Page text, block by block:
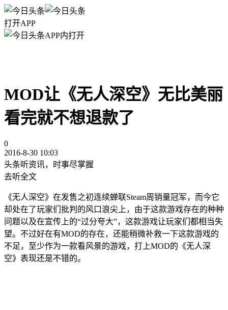
打开APP
APP内打开
MOD让《无人深空》无比美丽
看完就不想退款了
0
2016-8-30 10:03
头条听资讯，时事尽掌握
去听全文
《无人深空》在发售之初连续蝉联Steam周销量冠军，而今它
却处在了玩家们批判的风口浪尖上，由于这款游戏存在的种种
问题以及在宣传上的“过分夸大”，这款游戏让玩家们都相当失
望。不过好在有MOD的存在，还能稍微补救一下这款游戏的
不足，至少作为一款看风景的游戏，打上MOD的《无人深
空》表现还是不错的。